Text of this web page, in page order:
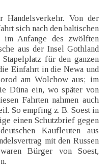
Von der
sich nach den baltischen
im Anfange des zwölften
aus der Insel Gothland
für den ganzen
Einfahrt in die Newa und
am Wolchow aus; im
Düna ein, wo später von
Fahrten nahmen auch
So empfing z. B. Soest in
einen Schutzbrief gegen
Kaufleuten aus
mit den Russen
Bürger von Soest,